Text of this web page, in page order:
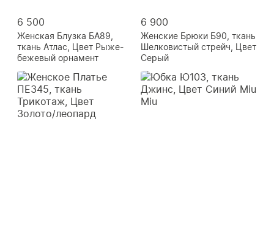
6 500
Женская Блузка БА89,
ткань Атлас, Цвет Рыже-
бежевый орнамент
6 900
Женские Брюки Б90, ткань
Шелковистый стрейч, Цвет
Серый